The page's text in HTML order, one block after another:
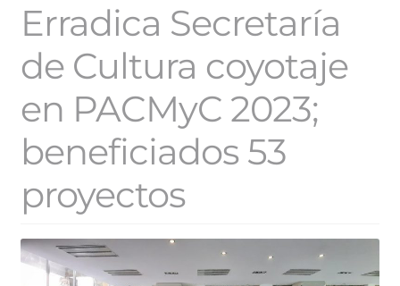
Erradica Secretaría
de Cultura coyotaje
en PACMyC 2023;
beneficiados 53
proyectos